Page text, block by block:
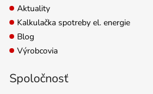
Aktuality
Kalkulačka spotreby el. energie
Blog
Výrobcovia
Spoločnosť